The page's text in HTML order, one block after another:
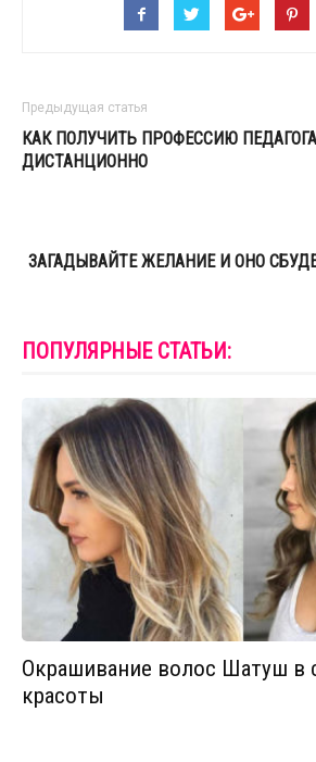
Предыдущая статья
КАК ПОЛУЧИТЬ ПРОФЕССИЮ
ДИСТАНЦИОННО
ЗАГАДЫВАЙТЕ ЖЕЛАНИЕ И ОНО
ПОПУЛЯРНЫЕ СТАТЬИ:
Окрашивание волос Шатуш в
красоты